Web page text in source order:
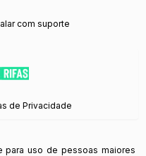
com suporte
de Privacidade
para uso de pessoas maiores